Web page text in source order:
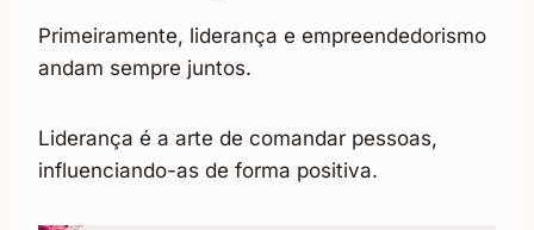
Primeiramente, liderança e empreendedorismo
andam sempre juntos.
Liderança é a arte de comandar pessoas,
influenciando-as de forma positiva.